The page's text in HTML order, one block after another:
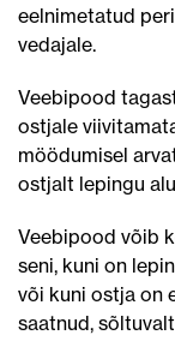
eelnimetatud
vedajale.
Veebipood
ostjale
möödumisel
ostjalt lepingu
Veebipood võib
seni, kuni on
või kuni ostja on
saatnud,